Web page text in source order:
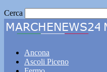
Cerca
Ancona
Ascoli Piceno